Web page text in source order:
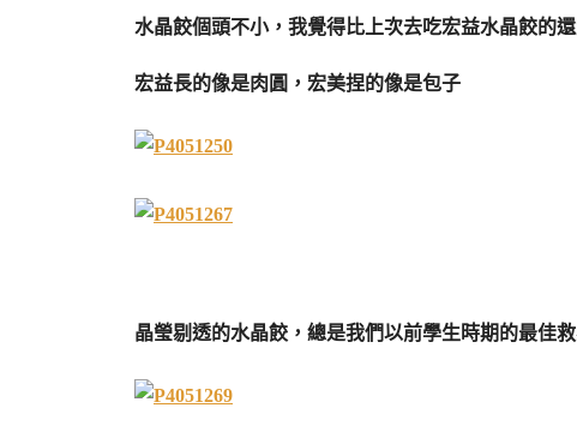
水晶餃個頭不小，我覺得比上次去吃宏益水晶餃的
宏益長的像是肉圓，宏美捏的像是包子
晶瑩剔透的水晶餃，總是我們以前學生時期的最佳